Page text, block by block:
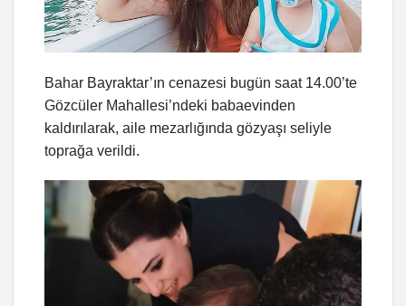
Bahar Bayraktar’ın cenazesi bugün saat 14.00’te
Gözcüler Mahallesi’ndeki babaevinden
kaldırılarak, aile mezarlığında gözyaşı seliyle
toprağa verildi.